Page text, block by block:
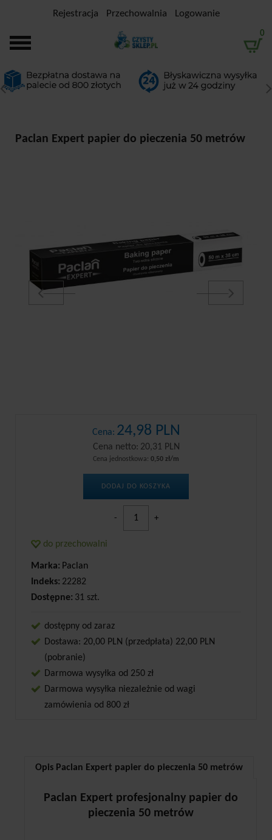
Rejestracja Przechowalnia Logowanie
0
Paclan Expert papier do pieczenia 50 metrów
Cena: 24,98 PLN
Cena netto: 20,31 PLN
Cena jednostkowa: 0,50 zł/m
DODAJ DO KOSZYKA
- +
do przechowalni
Marka: Paclan
Indeks: 22282
Dostępne: 31 szt.
dostępny od zaraz
Dostawa: 20,00 PLN (przedpłata) 22,00 PLN
(pobranie)
Darmowa wysyłka od 250 zł
Darmowa wysyłka niezależnie od wagi
zamówienia od 800 zł
Opis Paclan Expert papier do pieczenia 50 metrów
Paclan Expert profesjonalny papier do
pieczenia 50 metrów